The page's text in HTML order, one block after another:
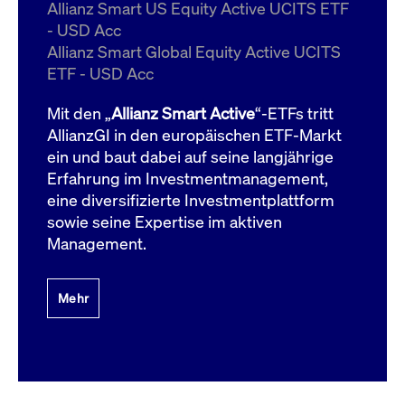
Allianz Smart US Equity Active UCITS ETF
- USD Acc
Allianz Smart Global Equity Active UCITS
ETF - USD Acc
Mit den „Allianz Smart Active“-ETFs tritt
AllianzGI in den europäischen ETF-Markt
ein und baut dabei auf seine langjährige
Erfahrung im Investmentmanagement,
eine diversifizierte Investmentplattform
sowie seine Expertise im aktiven
Management.
Mehr
ApplicationGatewayAffinityCORS
boerse.com
Domain
bis